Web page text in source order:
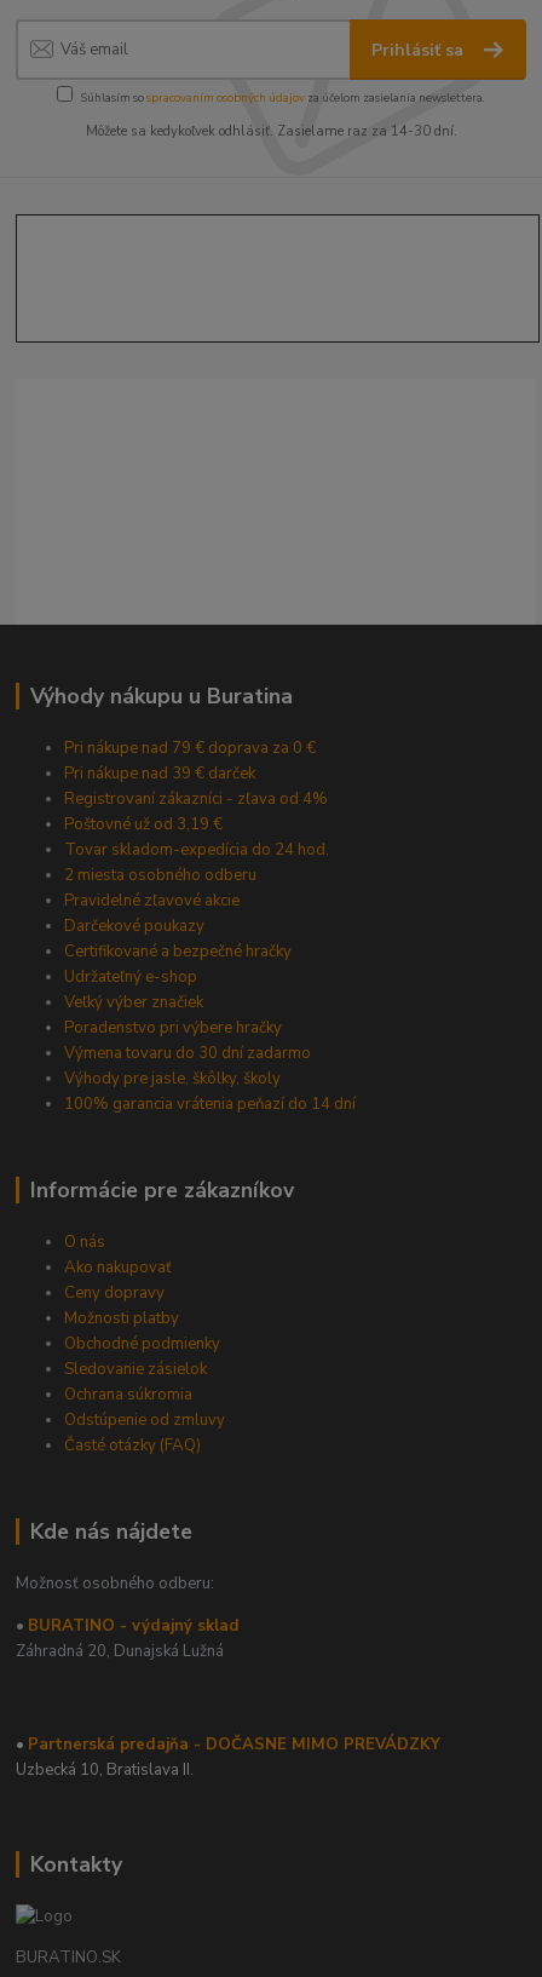
Prihlásiť sa
Súhlasím sospracovaním osobných údajov za účelom zasielania newslettera.
Môžete sa kedykoľvek odhlásiť. Zasielame raz za 14-30 dní.
Výhody nákupu u Buratina
Pri nákupe nad 79 € doprava za 0 €
Pri nákupe nad 39 € darček
Registrovaní zákazníci - zľava od 4%
Poštovné už od 3,19 €
Tovar skladom-expedícia do 24 hod.
2 miesta osobného odberu
Pravidelné zľavové akcie
Darčekové poukazy
Certifikované a bezpečné hračky
Udržateľný e-shop
Veľký výber značiek
Poradenstvo pri výbere hračky
Výmena tovaru do 30 dní zadarmo
Výhody pre jasle, škôlky, školy
100% garancia vrátenia peňazí do 14 dní
Informácie pre zákazníkov
O nás
Ako nakupovať
Ceny dopravy
Možnosti platby
Obchodné podmienky
Sledovanie zásielok
Ochrana súkromia
Odstúpenie od zmluvy
Časté otázky (FAQ)
Kde nás nájdete
Možnosť osobného odberu:
• BURATINO - výdajný sklad
Záhradná 20, Dunajská Lužná
• Partnerská predajňa - DOČASNE MIMO PREVÁDZKY
Uzbecká 10, Bratislava II.
Kontakty
BURATINO.SK